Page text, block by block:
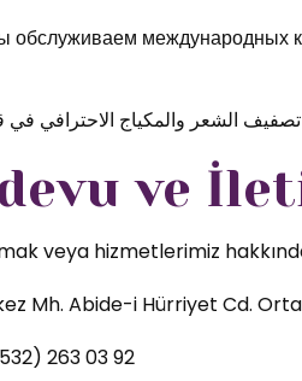
обслуживаем международных
ve
veya hizmetlerimiz
Mh. Abide-i Hürriyet Cd.
263 03 92